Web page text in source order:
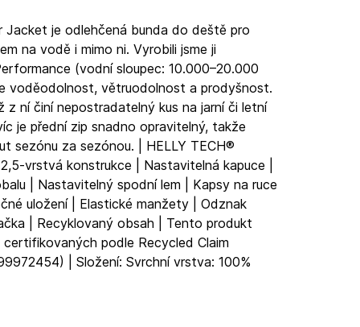
je odlehčená bunda do deště pro
na vodě i mimo ni. Vyrobili jsme ji
(vodní sloupec: 10.000–20.000
voděodolnost, větruodolnost a prodyšnost.
z ní činí nepostradatelný kus na jarní či letní
je přední zip snadno opravitelný, takže
sezónu za sezónou. | HELLY TECH®
vrstvá konstrukce | Nastavitelná kapuce |
| Nastavitelný spodní lem | Kapsy na ruce
uložení | Elastické manžety | Odznak
| Recyklovaný obsah | Tento produkt
podle Recycled Claim
| Složení: Svrchní vrstva: 100%